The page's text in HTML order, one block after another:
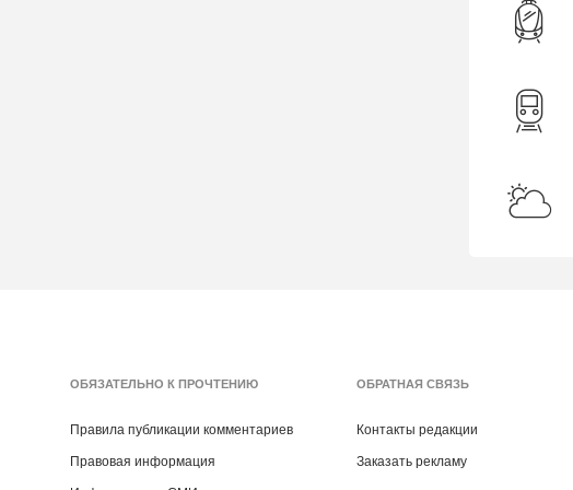
ОБЯЗАТЕЛЬНО К ПРОЧТЕНИЮ
Правила публикации комментариев
Правовая информация
ОБРАТНАЯ СВЯЗЬ
Контакты редакции
Заказать рекламу